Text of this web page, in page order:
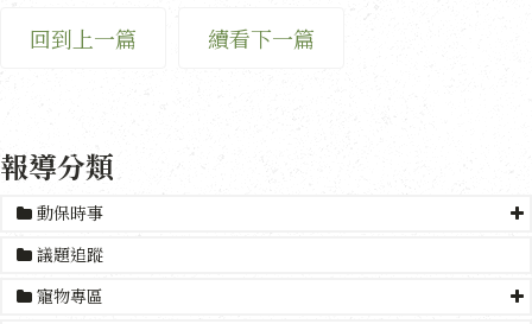
回到上一篇 續看下一篇
報導分類
動保時事
議題追蹤
寵物專區